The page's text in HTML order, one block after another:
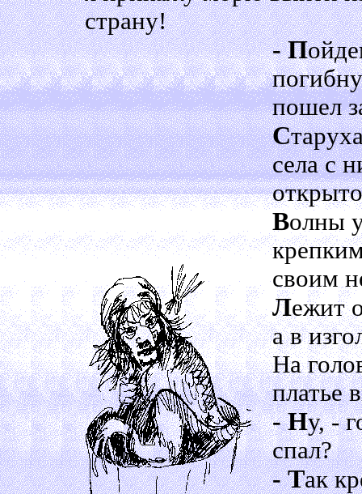
страну!
- П
пошел
С
села с
Волны
своим
Лежит
а в
На
платье
- Ну, -
спал?
- Так